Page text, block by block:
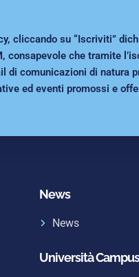
cliccando su “Iscriviti”
consapevole che tramite
di comunicazioni di natura
ed eventi promossi e
News
News
Università